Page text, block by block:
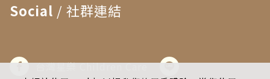
Social / 社群連結
台灣星樂 Children Care